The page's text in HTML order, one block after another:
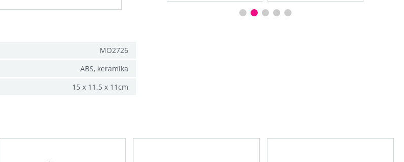
MO2726
ABS, keramika
15 x 11.5 x 11cm